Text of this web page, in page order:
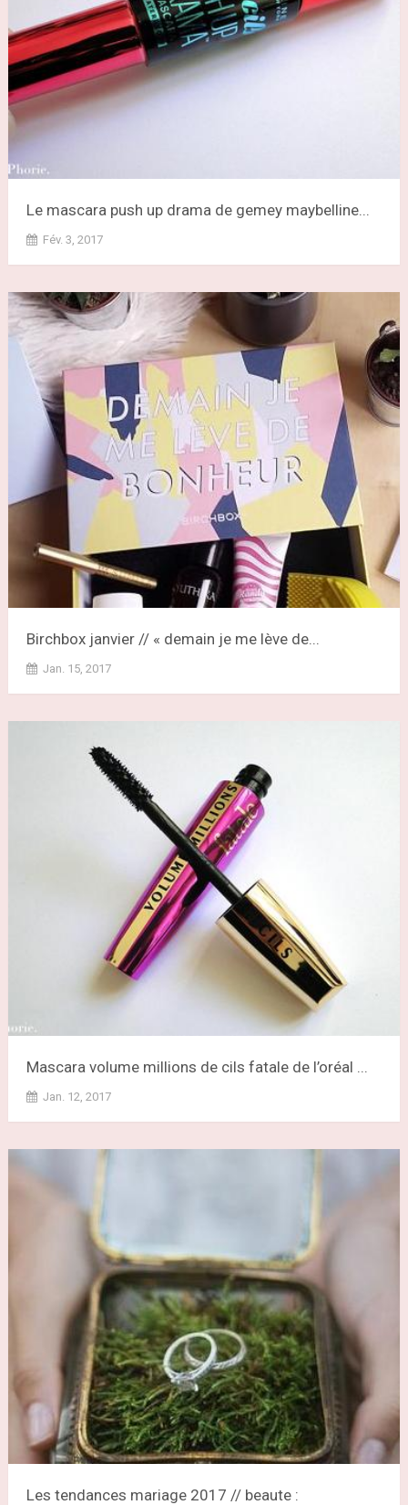
Le mascara push up drama de gemey maybelline...
Fév. 3, 2017
Birchbox janvier // « demain je me lève de...
Jan. 15, 2017
Mascara volume millions de cils fatale de l’oréal ...
Jan. 12, 2017
Les tendances mariage 2017 // beaute :